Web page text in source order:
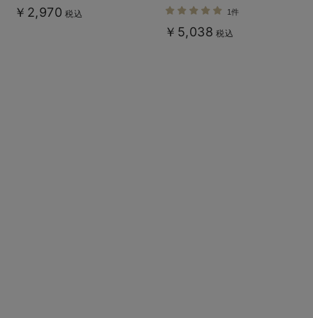
￥2,970 税込
も長く使える】
1件
￥5,038 税込